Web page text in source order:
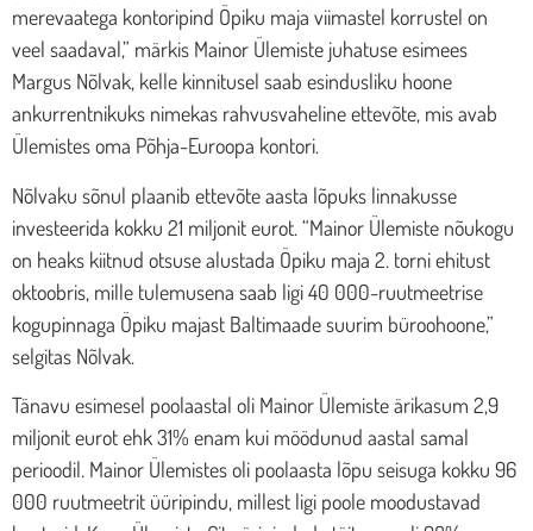
merevaatega kontoripind Öpiku maja viimastel korrustel on
veel saadaval,” märkis Mainor Ülemiste juhatuse esimees
Margus Nõlvak, kelle kinnitusel saab esindusliku hoone
ankurrentnikuks nimekas rahvusvaheline ettevõte, mis avab
Ülemistes oma Põhja-Euroopa kontori.
Nõlvaku sõnul plaanib ettevõte aasta lõpuks linnakusse
investeerida kokku 21 miljonit eurot. “Mainor Ülemiste nõukogu
on heaks kiitnud otsuse alustada Öpiku maja 2. torni ehitust
oktoobris, mille tulemusena saab ligi 40 000-ruutmeetrise
kogupinnaga Öpiku majast Baltimaade suurim büroohoone,”
selgitas Nõlvak.
Tänavu esimesel poolaastal oli Mainor Ülemiste ärikasum 2,9
miljonit eurot ehk 31% enam kui möödunud aastal samal
perioodil. Mainor Ülemistes oli poolaasta lõpu seisuga kokku 96
000 ruutmeetrit üüripindu, millest ligi poole moodustavad